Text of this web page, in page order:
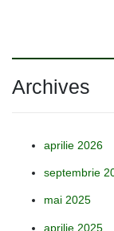
Archives
aprilie 2026
septembrie
mai 2025
aprilie 2025